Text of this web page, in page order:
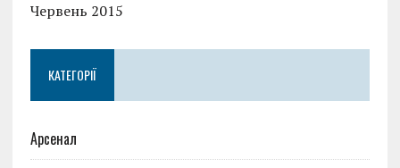
Червень 2015
КАТЕГОРІЇ
Арсенал